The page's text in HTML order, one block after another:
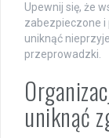
Upewnij się, że
zabezpieczone
uniknąć
przeprowadzki.
uniknąć